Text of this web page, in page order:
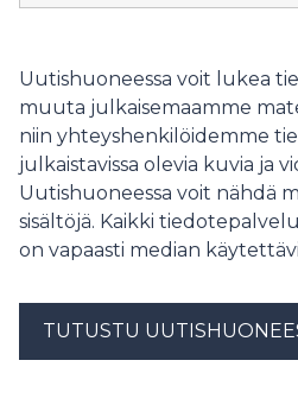
från Lovisa.
Uutishuoneessa voit lukea
muuta julkaisemaamme
niin yhteyshenkilöidemme
julkaistavissa olevia kuvia ja
Uutishuoneessa voit nähdä
sisältöjä. Kaikki
on vapaasti median
TUTUSTU